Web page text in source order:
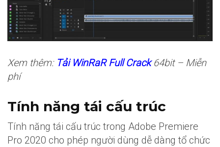
Xem thêm: Tải WinRaR Full Crack 64bit – Miễn
phí
Tính năng tái cấu trúc
Tính năng tái cấu trúc trong Adobe Premiere
Pro 2020 cho phép người dùng dễ dàng tổ chức